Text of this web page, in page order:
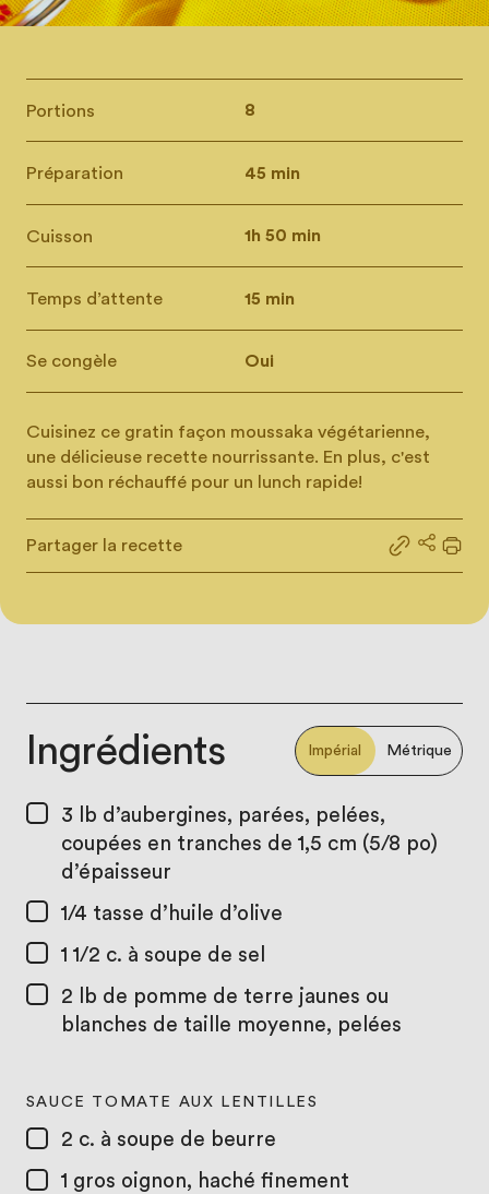
Portions 8
Préparation 45 min
Cuisson 1h 50 min
Temps d’attente 15 min
Se congèle Oui
Cuisinez ce gratin façon moussaka végétarienne,
une délicieuse recette nourrissante. En plus, c'est
aussi bon réchauffé pour un lunch rapide!
Partager la recette
Partager
Ingrédients Impérial Métrique
3 lb d’aubergines, parées, pelées,
coupées en tranches de 1,5 cm (5/8 po)
d’épaisseur
1/4 tasse d’huile d’olive
1 1/2 c. à soupe de sel
2 lb de pomme de terre jaunes ou
blanches de taille moyenne, pelées
SAUCE TOMATE AUX LENTILLES
2 c. à soupe de beurre
1 gros oignon, haché finement